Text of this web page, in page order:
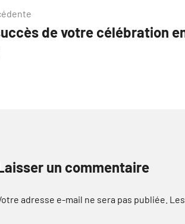
de votre célébration
un commentaire
adresse e-mail ne sera pas publiée.